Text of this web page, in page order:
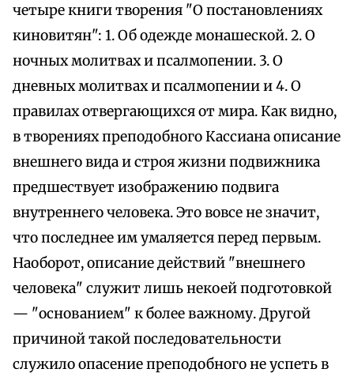
четыре книги творения "О постановлениях
киновитян": 1. Об одежде монашеской. 2. О
ночных молитвах и псалмопении. 3. О
дневных молитвах и псалмопении и 4. О
правилах отвергающихся от мира. Как видно,
в творениях преподобного Кассиана описание
внешнего вида и строя жизни подвижника
предшествует изображению подвига
внутреннего человека. Это вовсе не значит,
что последнее им умаляется перед первым.
Наоборот, описание действий "внешнего
человека" служит лишь некоей подготовкой
— "основанием" к более важному. Другой
причиной такой последовательности
служило опасение преподобного не успеть в